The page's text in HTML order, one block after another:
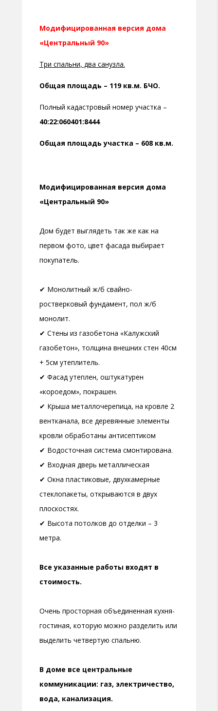
Модифицированная версия дома
«Центральный 90»
Три спальни, два санузла.
Общая площадь – 119 кв.м. БЧО.
Полный кадастровый номер участка –
40:22:060401:8444
Общая площадь участка – 608 кв.м.
Модифицированная версия дома
«Центральный 90»
Дом будет выглядеть так же как на
первом фото, цвет фасада выбирает
покупатель.
✔ Монолитный ж/б свайно-
ростверковый фундамент, пол ж/б
монолит.
✔ Стены из газобетона «Калужский
газобетон», толщина внешних стен 40см
+ 5см утеплитель.
✔ Фасад утеплен, оштукатурен
«короедом», покрашен.
✔ Крыша металлочерепица, на кровле 2
вентканала, все деревянные элементы
кровли обработаны антисептиком
✔ Водосточная система смонтирована.
✔ Входная дверь металлическая
✔ Окна пластиковые, двухкамерные
стеклопакеты, открываются в двух
плоскостях.
✔ Высота потолков до отделки – 3
метра.
Все указанные работы входят в
стоимость.
Очень просторная объединенная кухня-
гостиная, которую можно разделить или
выделить четвертую спальню.
В доме все центральные
коммуникации: газ, электричество,
вода, канализация.